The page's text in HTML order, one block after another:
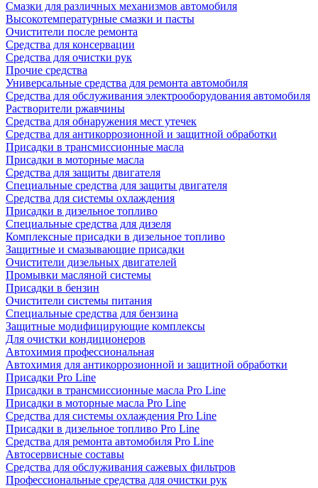
Смазки для различных механизмов автомобиля
Высокотемпературные смазки и пасты
Очистители после ремонта
Средства для консервации
Средства для очистки рук
Прочие средства
Универсальные средства для ремонта автомобиля
Средства для обслуживания электрооборудования автомобиля
Растворители ржавчины
Средства для обнаружения мест утечек
Средства для антикоррозионной и защитной обработки
Присадки в трансмиссионные масла
Присадки в моторные масла
Средства для защиты двигателя
Специальныe средства для защиты двигателя
Средства для системы охлаждения
Присадки в дизельное топливо
Спeциальные средства для дизеля
Комплексные присадки в дизельное топливо
Защитные и смазывающие присадки
Очистители дизельных двигателей
Промывки масляной системы
Присадки в бензин
Очистители системы питания
Специальные срeдства для бензина
Защитные модифицирующие комплексы
Для очистки кондиционеров
Автохимия профессиональная
Автохимия для антикоррозионной и защитной обработки
Присадки Pro Line
Присадки в трансмиссионные масла Pro Line
Присадки в моторные масла Pro Line
Средства для системы охлаждения Pro Line
Присадки в дизельное топливо Pro Line
Средства для ремонта автомобиля Pro Line
Автосервисные составы
Средства для обслуживания сажевых фильтров
Профессиональные средства для очистки рук